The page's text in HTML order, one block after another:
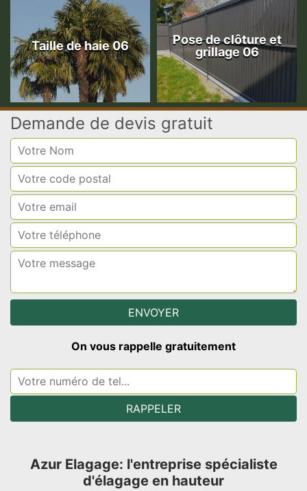
Taille de haie 06
Pose de clôture et
grillage 06
Demande de devis gratuit
On vous rappelle gratuitement
Azur Elagage: l'entreprise spécialiste
d'élagage en hauteur